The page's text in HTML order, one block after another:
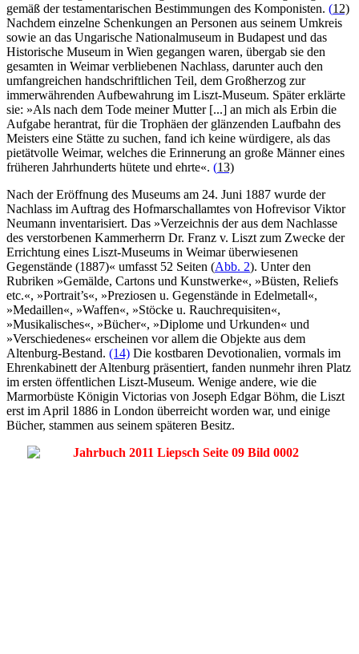
gemäß der testamentarischen Bestimmungen des Komponisten. (12)
Nachdem einzelne Schenkungen an Personen aus seinem Umkreis
sowie an das Ungarische Nationalmuseum in Budapest und das
Historische Museum in Wien gegangen waren, übergab sie den
gesamten in Weimar verbliebenen Nachlass, darunter auch den
umfangreichen handschriftlichen Teil, dem Großherzog zur
immerwährenden Aufbewahrung im Liszt-Museum. Später erklärte
sie: »Als nach dem Tode meiner Mutter [...] an mich als Erbin die
Aufgabe herantrat, für die Trophäen der glänzenden Laufbahn des
Meisters eine Stätte zu suchen, fand ich keine würdigere, als das
pietätvolle Weimar, welches die Erinnerung an große Männer eines
früheren Jahrhunderts hütete und ehrte«. (13)
Nach der Eröffnung des Museums am 24. Juni 1887 wurde der
Nachlass im Auftrag des Hofmarschallamtes von Hofrevisor Viktor
Neumann inventarisiert. Das »Verzeichnis der aus dem Nachlasse
des verstorbenen Kammerherrn Dr. Franz v. Liszt zum Zwecke der
Errichtung eines Liszt-Museums in Weimar überwiesenen
Gegenstände (1887)« umfasst 52 Seiten (Abb. 2). Unter den
Rubriken »Gemälde, Cartons und Kunstwerke«, »Büsten, Reliefs
etc.«, »Portrait’s«, »Preziosen u. Gegenstände in Edelmetall«,
»Medaillen«, »Waffen«, »Stöcke u. Rauchrequisiten«,
»Musikalisches«, »Bücher«, »Diplome und Urkunden« und
»Verschiedenes« erscheinen vor allem die Objekte aus dem
Altenburg-Bestand. (14) Die kostbaren Devotionalien, vormals im
Ehrenkabinett der Altenburg präsentiert, fanden nunmehr ihren Platz
im ersten öffentlichen Liszt-Museum. Wenige andere, wie die
Marmorbüste Königin Victorias von Joseph Edgar Böhm, die Liszt
erst im April 1886 in London überreicht worden war, und einige
Bücher, stammen aus seinem späteren Besitz.